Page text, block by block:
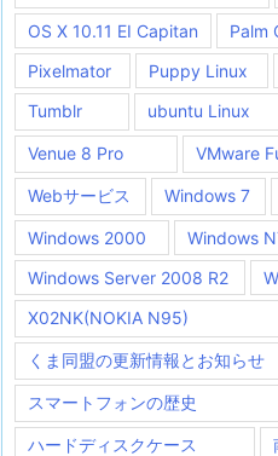
OS X 10.11 EI Capitan
Palm
Pixelmator
Puppy Linux
Tumblr
ubuntu Linux
Venue 8 Pro VMware
Webサービス Windows 7
Windows 2000 Windows
Windows Server 2008 R2
X02NK(NOKIA N95)
くま同盟の更新情報とお知らせ
スマートフォンの歴史
ハードディスクケース